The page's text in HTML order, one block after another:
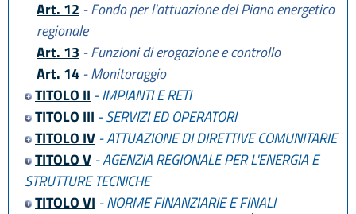
Art. 12 - Fondo per l'attuazione del Piano energetico
regionale
Art. 13 - Funzioni di erogazione e controllo
Art. 14 - Monitoraggio
TITOLO II - IMPIANTI E RETI
TITOLO III - SERVIZI ED OPERATORI
TITOLO IV- ATTUAZIONE DI DIRETTIVE COMUNITARIE
TITOLO V- AGENZIA REGIONALE PER L'ENERGIA E
STRUTTURE TECNICHE
TITOLO VI - NORME FINANZIARIE E FINALI